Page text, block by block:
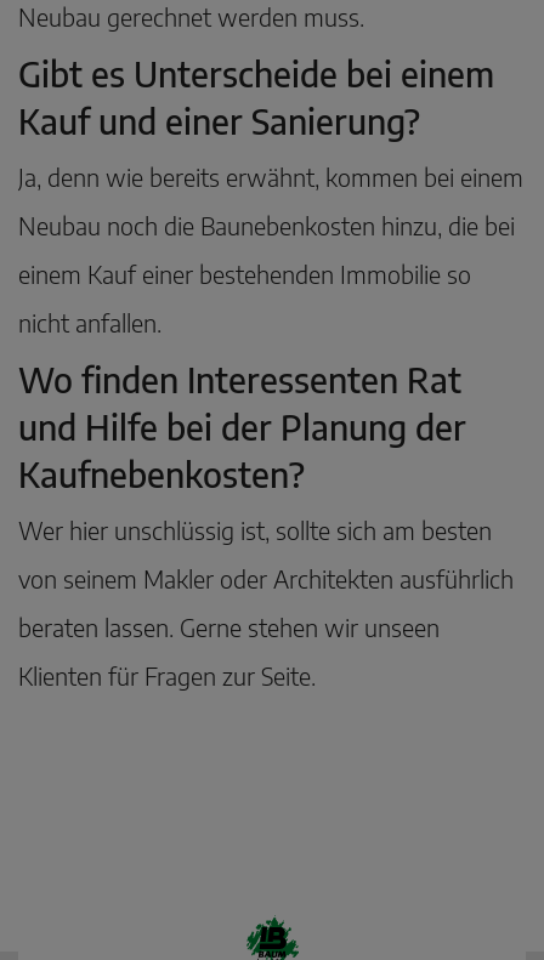
Neubau gerechnet werden muss.
Gibt es Unterscheide bei einem
Kauf und einer Sanierung?
Ja, denn wie bereits erwähnt, kommen bei einem
Neubau noch die Baunebenkosten hinzu, die bei
einem Kauf einer bestehenden Immobilie so
nicht anfallen.
Wo finden Interessenten Rat
und Hilfe bei der Planung der
Kaufnebenkosten?
Wer hier unschlüssig ist, sollte sich am besten
von seinem Makler oder Architekten ausführlich
beraten lassen. Gerne stehen wir unseen
Klienten für Fragen zur Seite.